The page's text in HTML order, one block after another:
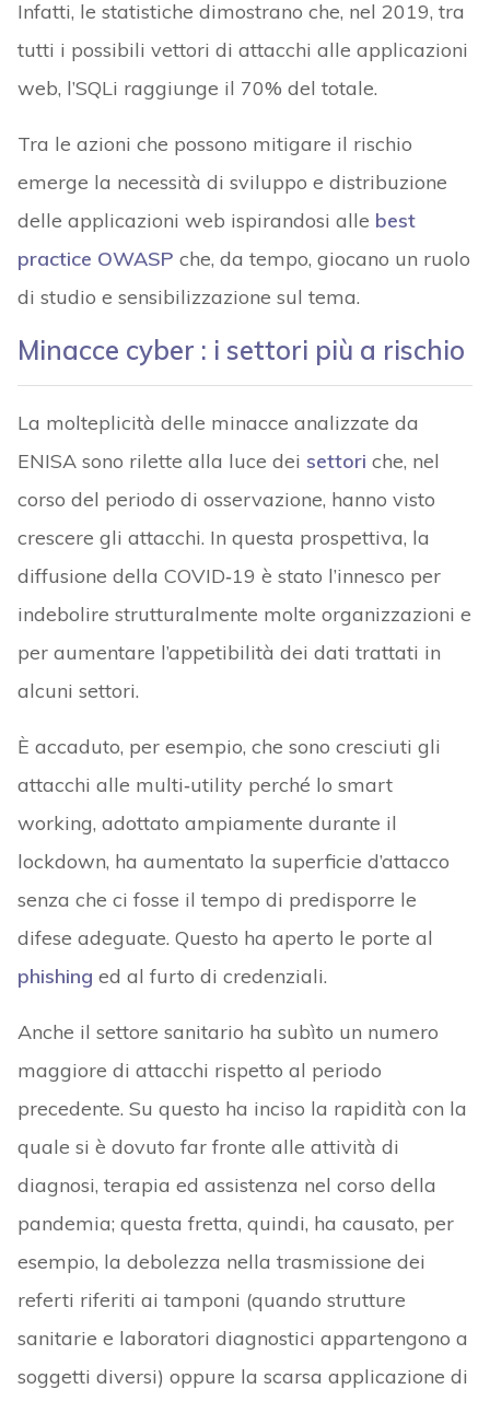
Infatti, le statistiche dimostrano che, nel 2019, tra
tutti i possibili vettori di attacchi alle applicazioni
web, l’SQLi raggiunge il 70% del totale.
Tra le azioni che possono mitigare il rischio
emerge la necessità di sviluppo e distribuzione
delle applicazioni web ispirandosi alle best
practice OWASP che, da tempo, giocano un ruolo
di studio e sensibilizzazione sul tema.
Minacce cyber : i settori più a rischio
La molteplicità delle minacce analizzate da
ENISA sono rilette alla luce dei settori che, nel
corso del periodo di osservazione, hanno visto
crescere gli attacchi. In questa prospettiva, la
diffusione della COVID‑19 è stato l’innesco per
indebolire strutturalmente molte organizzazioni e
per aumentare l’appetibilità dei dati trattati in
alcuni settori.
È accaduto, per esempio, che sono cresciuti gli
attacchi alle multi‑utility perché lo smart
working, adottato ampiamente durante il
lockdown, ha aumentato la superficie d’attacco
senza che ci fosse il tempo di predisporre le
difese adeguate. Questo ha aperto le porte al
phishing ed al furto di credenziali.
Anche il settore sanitario ha subìto un numero
maggiore di attacchi rispetto al periodo
precedente. Su questo ha inciso la rapidità con la
quale si è dovuto far fronte alle attività di
diagnosi, terapia ed assistenza nel corso della
pandemia; questa fretta, quindi, ha causato, per
esempio, la debolezza nella trasmissione dei
referti riferiti ai tamponi (quando strutture
sanitarie e laboratori diagnostici appartengono a
soggetti diversi) oppure la scarsa applicazione di